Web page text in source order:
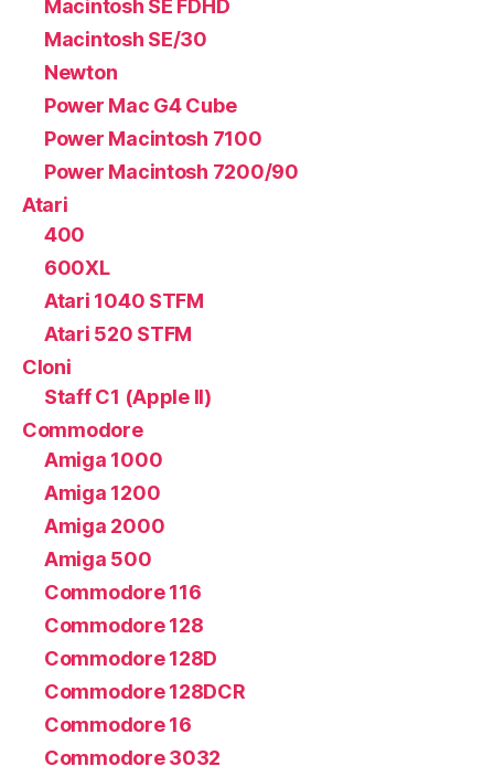
Macintosh SE FDHD
Macintosh SE/30
Newton
Power Mac G4 Cube
Power Macintosh 7100
Power Macintosh 7200/90
Atari
400
600XL
Atari 1040 STFM
Atari 520 STFM
Cloni
Staff C1 (Apple II)
Commodore
Amiga 1000
Amiga 1200
Amiga 2000
Amiga 500
Commodore 116
Commodore 128
Commodore 128D
Commodore 128DCR
Commodore 16
Commodore 3032